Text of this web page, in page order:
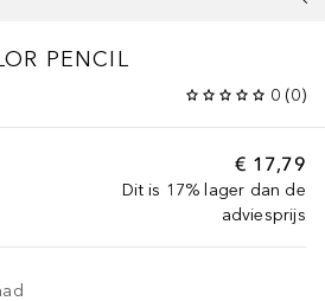
PENCIL
0 (0)
€ 17,79
Dit is 17% lager dan de
adviesprijs